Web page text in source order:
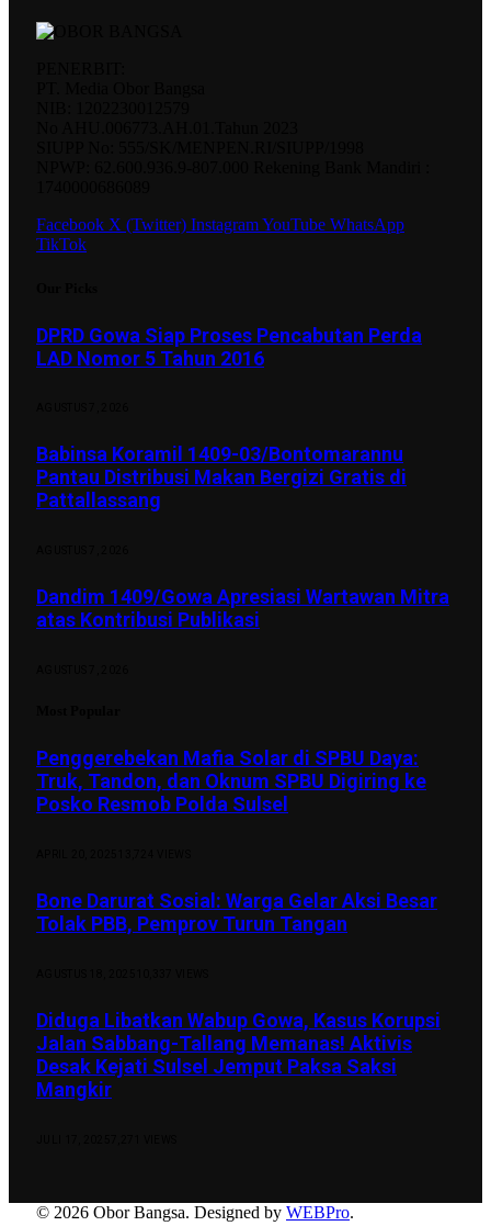
Facebook X (Twitter) InstagramYouTube WhatsApp
TikTok
DPRD Gowa Siap Proses Pencabutan Perda
LAD Nomor 5 Tahun 2016
Babinsa Koramil 1409-03/Bontomarannu
Pantau Distribusi Makan Bergizi Gratis di
Pattallassang
Dandim 1409/Gowa Apresiasi Wartawan Mitra
atas Kontribusi Publikasi
Penggerebekan Mafia Solar di SPBU Daya:
Truk, Tandon, dan Oknum SPBU Digiring ke
Posko Resmob Polda Sulsel
Bone Darurat Sosial: Warga Gelar Aksi Besar
Tolak PBB, Pemprov Turun Tangan
Diduga Libatkan Wabup Gowa, Kasus Korupsi
Jalan Sabbang-Tallang Memanas! Aktivis
Desak Kejati Sulsel Jemput Paksa Saksi
Mangkir
© 2026 Obor Bangsa. Designed by WEBPro.